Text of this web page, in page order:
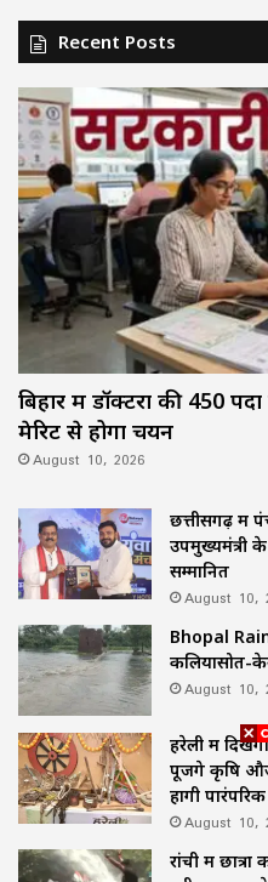
Recent Posts
बिहार में डॉक्टरों की 450 पदों
मेरिट से होगा चयन
August 10, 2026
छत्तीसगढ़ में
उपमुख्यमंत्री
सम्मानित
August 10,
Bhopal
कलियासोत-
August 10,
हरेली में
पूजेंगे कृषि
होंगी पारंपरिक
August 10,
रांची में छात्रों